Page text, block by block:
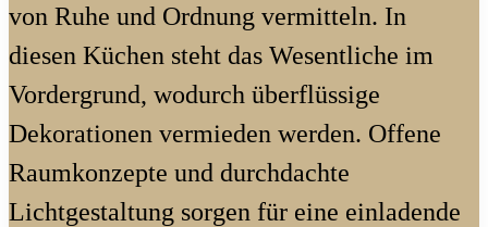
von Ruhe und Ordnung vermitteln. In
diesen Küchen steht das Wesentliche im
Vordergrund, wodurch überflüssige
Dekorationen vermieden werden. Offene
Raumkonzepte und durchdachte
Lichtgestaltung sorgen für eine einladende